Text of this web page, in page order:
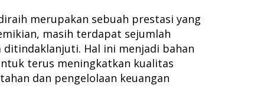
merupakan sebuah prestasi yang
masih terdapat sejumlah
ditindaklanjuti. Hal ini menjadi bahan
terus meningkatkan kualitas
dan pengelolaan keuangan